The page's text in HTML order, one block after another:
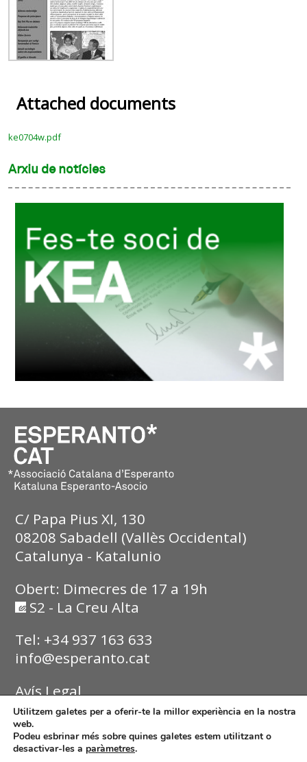
Attached documents
ke0704w.pdf
Arxiu de notícies
C/ Papa Pius XI, 130
08208 Sabadell (Vallès Occidental)
Catalunya - Katalunio
Obert: Dimecres de 17 a 19h
S2 - La Creu Alta
Tel: +34 937 163 633
info@esperanto.cat
Avís Legal
Política de Privadesa
Política de Cookies
Utilitzem galetes per a oferir-te la millor experiència en la nostra
web.
Podeu esbrinar més sobre quines galetes estem utilitzant o
desactivar-les a paràmetres.